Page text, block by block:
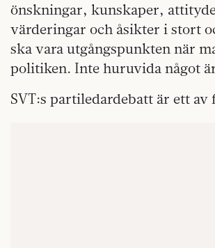
önskningar, kunskaper,
värderingar och åsikter i stort
ska vara utgångspunkten när
politiken. Inte huruvida något
SVT:s partiledardebatt är ett av